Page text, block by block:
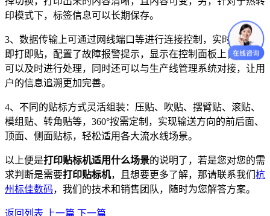
印模式下，标签信息可以长期保存。
3、数据传输上可通过网线端口等进行连接控制，实时传输，
即打即贴，配置了故障报警提示，显示在控制面板上，让用户
可以及时进行处理，同时还可以与生产线管理系统对接，让用
户的信息追溯更加完善。
4、不同的贴标方式灵活组装：压贴、吹贴、摆臂贴、滚贴、
模组贴、转角贴等，360°按需定制，实现输送方向的前后面、
顶面、侧面贴标，轻松适用各大流水线场景。
以上便是打印贴标机适用什么场景的说明了，若是您对您的需
求判断是需要打印贴标机，且想要更多了解，那请联系我们 杭
州标佳数码，我们的技术和销售团队，随时为您解答方案。
返回列表 上一篇 下一篇